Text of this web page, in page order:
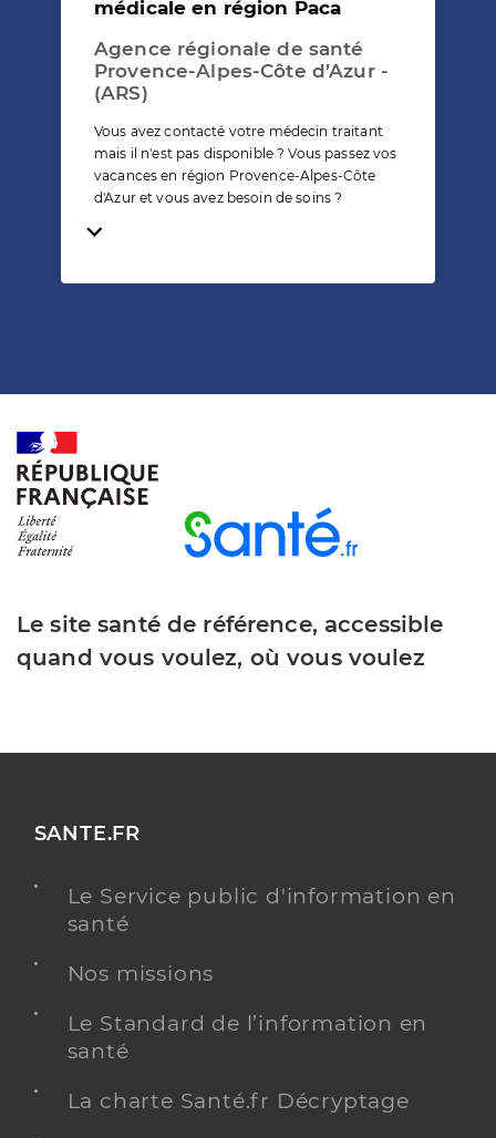
médicale en région Paca
Agence régionale de santé
Provence-Alpes-Côte d’Azur -
(ARS)
Vous avez contacté votre médecin traitant
mais il n'est pas disponible ? Vous passez vos
vacances en région Provence-Alpes-Côte
d'Azur et vous avez besoin de soins ?
Temps de lecture
Le site santé de référence, accessible
quand vous voulez, où vous voulez
SANTE.FR
Le Service public d'information en
santé
Nos missions
Le Standard de l’information en
santé
La charte Santé.fr Décryptage